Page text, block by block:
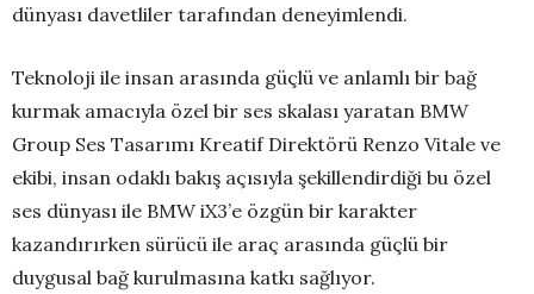
dünyası davetliler tarafından deneyimlendi.
Teknoloji ile insan arasında güçlü ve anlamlı bir bağ
kurmak amacıyla özel bir ses skalası yaratan BMW
Group Ses Tasarımı Kreatif Direktörü Renzo Vitale ve
ekibi, insan odaklı bakış açısıyla şekillendirdiği bu özel
ses dünyası ile BMW iX3’e özgün bir karakter
kazandırırken sürücü ile araç arasında güçlü bir
duygusal bağ kurulmasına katkı sağlıyor.